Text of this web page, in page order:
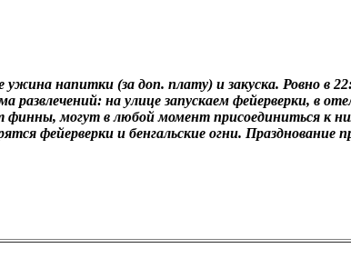
напитки (за доп. плату) и закуска. Ровно в
на улице запускаем фейерверки, в
могут в любой момент присоединиться к
фейерверки и бенгальские огни. Празднование